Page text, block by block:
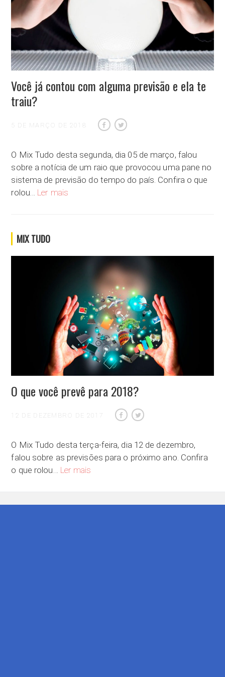
Você já contou com alguma previsão e ela te
traiu?
5 DE MARÇO DE 2018
O Mix Tudo desta segunda, dia 05 de março, falou
sobre a notícia de um raio que provocou uma pane no
sistema de previsão do tempo do país. Confira o que
rolou… Ler mais
MIX TUDO
O que você prevê para 2018?
12 DE DEZEMBRO DE 2017
O Mix Tudo desta terça-feira, dia 12 de dezembro,
falou sobre as previsões para o próximo ano. Confira
o que rolou… Ler mais